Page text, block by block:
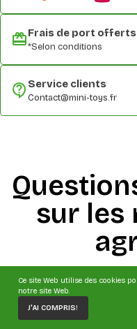
Frais de port offerts
*Selon conditions
Service clients
Contact@mini-toys.fr
sur les
commandes,
Ce site Web utilise des cookies
notre site Web.
J'AI COMPRIS!